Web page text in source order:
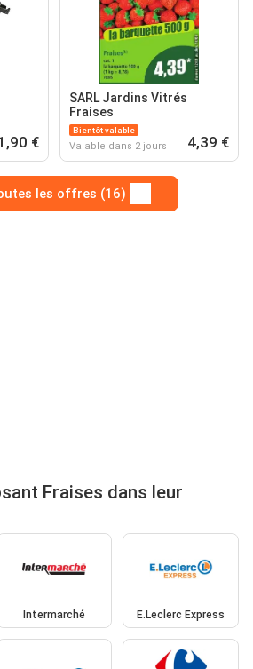
€
SARL Jardins Vitrés
Fraises
Bientôt valable
Valable dans 2 jours 4,39 €
les offres (16)
Fraises dans leur
Intermarché E.Leclerc Express